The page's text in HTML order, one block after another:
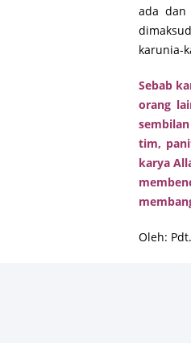
ada dan
karunia-
Sebab
orang
tim,
karya
Oleh: